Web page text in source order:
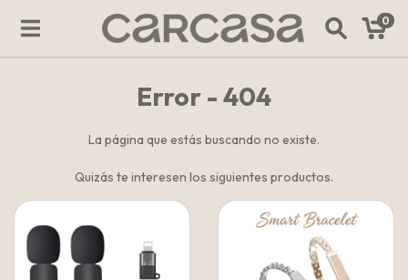
0
Error - 404
La página que estás buscando no existe.
Quizás te interesen los siguientes productos.